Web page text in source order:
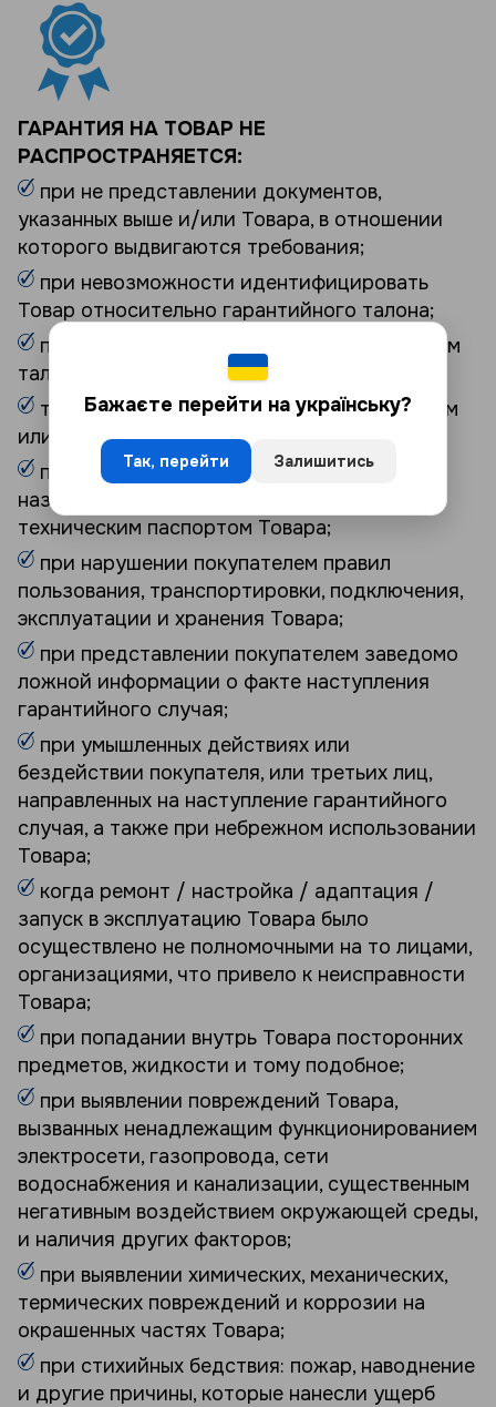
ГАРАНТИЯ НА ТОВАР НЕ
РАСПРОСТРАНЯЕТСЯ:
при не представлении документов,
указанных выше и/или Товара, в отношении
которого выдвигаются требования;
при невозможности идентифицировать
Товар относительно гарантийного талона;
при выявлении исправлений в гарантийном
талоне;
товар был укомплектован пневмоприводом
или электроприводом;
при использовании Товара не по
назначению и не в соответствии с
техническим паспортом Товара;
при нарушении покупателем правил
пользования, транспортировки, подключения,
эксплуатации и хранения Товара;
при представлении покупателем заведомо
ложной информации о факте наступления
гарантийного случая;
при умышленных действиях или
бездействии покупателя, или третьих лиц,
направленных на наступление гарантийного
случая, а также при небрежном использовании
Товара;
когда ремонт / настройка / адаптация /
запуск в эксплуатацию Товара было
осуществлено не полномочными на то лицами,
организациями, что привело к неисправности
Товара;
при попадании внутрь Товара посторонних
предметов, жидкости и тому подобное;
при выявлении повреждений Товара,
вызванных ненадлежащим функционированием
электросети, газопровода, сети
водоснабжения и канализации, существенным
негативным воздействием окружающей среды,
и наличия других факторов;
при выявлении химических, механических,
термических повреждений и коррозии на
окрашенных частях Товара;
при стихийных бедствия: пожар, наводнение
и другие причины, которые нанесли ущерб
Бажаєте перейти на українську?
Так, перейти Залишитись